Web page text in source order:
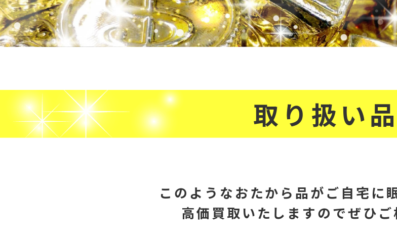
取り扱い
このようなおたから品がご自宅に
高価買取いたしますのでぜひご